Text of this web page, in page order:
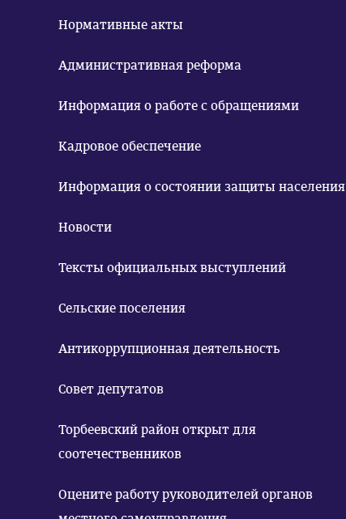
Нормативные акты
Административная реформа
Информация о работе с обращениями
Кадровое обеспечение
Информация о состоянии защиты населения
Новости
Тексты официальных выступлений
Сельские поселения
Антикоррупционная деятельность
Совет депутатов
Торбеевский район открыт для
соотечественников
Оцените работу руководителей органов